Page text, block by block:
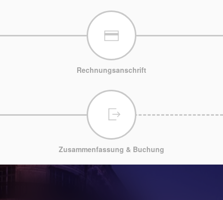
Rechnungsanschrift
Zusammenfassung & Buchung